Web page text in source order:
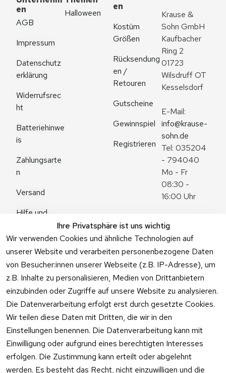
Ihre Privatsphäre ist uns wichtig
Wir verwenden Cookies und ähnliche Technologien auf
unserer Website und verarbeiten personenbezogene Daten
von Besucher:innen unserer Webseite (z.B. IP-Adresse), um
z.B. Inhalte zu personalisieren, Medien von Drittanbietern
einzubinden oder Zugriffe auf unsere Website zu analysieren.
Die Datenverarbeitung erfolgt erst durch gesetzte Cookies.
Wir teilen diese Daten mit Dritten, die wir in den
Einstellungen benennen. Die Datenverarbeitung kann mit
Einwilligung oder aufgrund eines berechtigten Interesses
erfolgen. Die Zustimmung kann erteilt oder abgelehnt
werden. Es besteht das Recht, nicht einzuwilligen und die
en
AGB
Impressum
Datenschutz
erklärung
Widerrufsrec
ht
Batteriehinwe
is
Zahlungsarte
n
Versand
Hilfe und
Fragen
Halloween
en
Kostüm
Größen
Rücksendung
en /
Retouren
Gutscheine
Gewinnspiel
Registrieren
Krause &
Sohn GmbH
Kaufbacher
Ring 2
01723
Wilsdruff OT
Kesselsdorf
info@krause-
sohn.de
Tel: 035204
- 794040
Mo - Fr
08:30 -
16:00 Uhr
Zum
Kontaktformu
lar
Vertrag
widerrufen